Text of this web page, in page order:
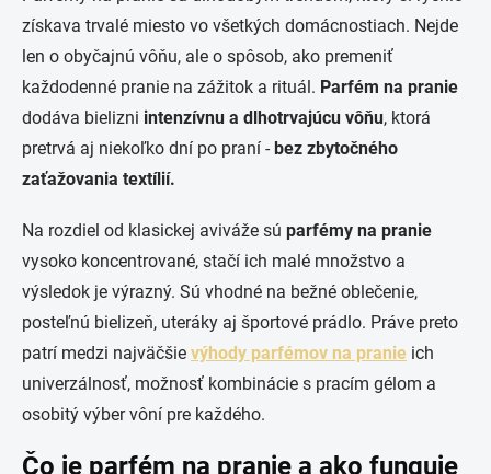
získava trvalé miesto vo všetkých domácnostiach. Nejde
len o obyčajnú vôňu, ale o spôsob, ako premeniť
každodenné pranie na zážitok a rituál. Parfém na pranie
dodáva bielizni intenzívnu a dlhotrvajúcu vôňu, ktorá
pretrvá aj niekoľko dní po praní -bez zbytočného
zaťažovania textílií.
Na rozdiel od klasickej aviváže sú parfémy na pranie
vysoko koncentrované, stačí ich malé množstvo a
výsledok je výrazný. Sú vhodné na bežné oblečenie,
posteľnú bielizeň, uteráky aj športové prádlo. Práve preto
patrí medzi najväčšie výhody parfémov na pranie ich
univerzálnosť, možnosť kombinácie s pracím gélom a
osobitý výber vôní pre každého.
Čo je parfém na pranie a ako funguje